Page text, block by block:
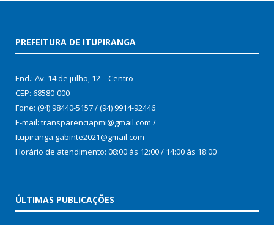
PREFEITURA DE ITUPIRANGA
End.: Av. 14 de julho, 12 – Centro
CEP: 68580-000
Fone: (94) 98440-5157 / (94) 9914-92446
E-mail: transparenciapmi@gmail.com /
Itupiranga.gabinte2021@gmail.com
Horário de atendimento: 08:00 às 12:00 / 14:00 às 18:00
ÚLTIMAS PUBLICAÇÕES